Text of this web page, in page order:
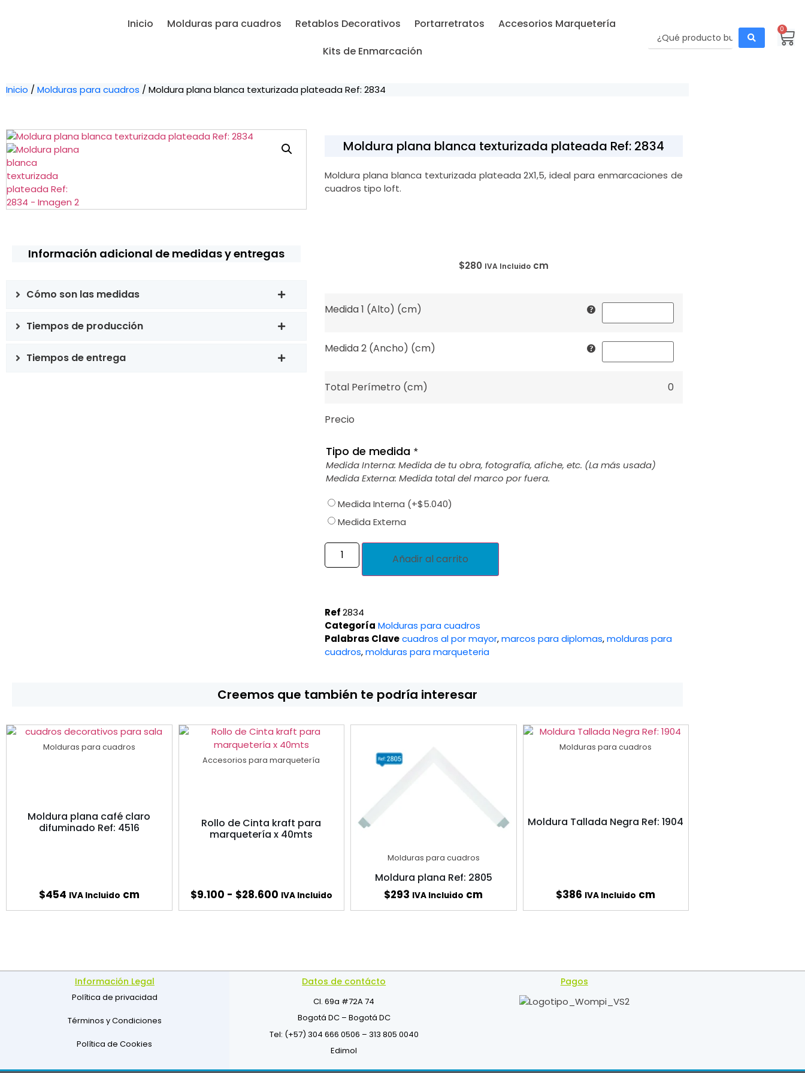
Inicio Molduras para cuadros Retablos Decorativos Portarretratos
Accesorios Marquetería
Kits de Enmarcación
0
Inicio / Molduras para cuadros / Moldura plana blanca texturizada plateada Ref: 2834
Información adicional de medidas y entregas
Cómo son las medidas
Tiempos de producción
Tiempos de entrega
Moldura plana blanca texturizada plateada Ref: 2834
Moldura plana blanca texturizada plateada 2X1,5, ideal para enmarcaciones de
cuadros tipo loft.
$280 IVA Incluido cm
Medida 1 (Alto) (cm)
Medida 2 (Ancho) (cm)
Total Perímetro (cm) 0
Precio
Tipo de medida *
Medida Interna: Medida de tu obra, fotografía, afiche, etc. (La más usada)
Medida Externa: Medida total del marco por fuera.
Medida Interna (+$5.040)
Medida Externa
Añadir al carrito
Ref2834
Categoría Molduras para cuadros
Palabras Clavecuadros al por mayor,marcos para diplomas,molduras para
cuadros,molduras para marqueteria
Creemos que también te podría interesar
Molduras para cuadros
Moldura plana café claro
difuminado Ref: 4516
$454 IVA Incluido cm
Accesorios para marquetería
Rollo de Cinta kraft para
marquetería x 40mts
$9.100 - $28.600 IVA Incluido
Molduras para cuadros
Moldura plana Ref: 2805
$293 IVA Incluido cm
Molduras para cuadros
Moldura Tallada Negra Ref: 1904
$386 IVA Incluido cm
Información Legal
Política de privacidad
Términos y Condiciones
Política de Cookies
Datos de contácto
Cl. 69a #72A 74
Bogotá DC – Bogotá DC
Tel: (+57) 304 666 0506 – 313 805 0040
Edimol
Pagos